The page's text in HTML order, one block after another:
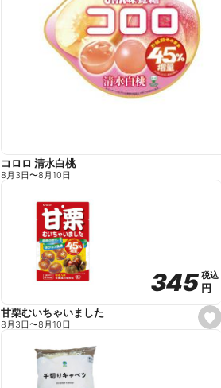
コロロ 清水白桃
8月3日〜8月10日
s
e
345
345税込
税込
円
円
甘栗むいちゃいました
8月3日〜8月10日